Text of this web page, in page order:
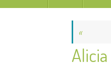
contenido
«